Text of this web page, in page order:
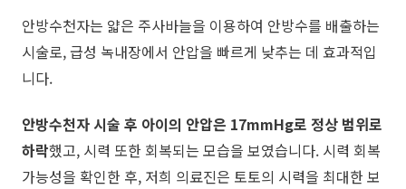
안방수천자는 얇은 주사바늘을 이용하여 안방수를 배출하는
시술로, 급성 녹내장에서 안압을 빠르게 낮추는 데 효과적입
니다.
안방수천자 시술 후 아이의 안압은 17mmHg로 정상 범위로
하락했고, 시력 또한 회복되는 모습을 보였습니다. 시력 회복
가능성을 확인한 후, 저희 의료진은 토토의 시력을 최대한 보